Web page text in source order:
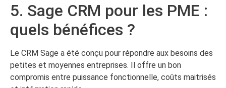
5. Sage CRM pour les PME :
quels bénéfices ?
Le CRM Sage a été conçu pour répondre aux besoins des
petites et moyennes entreprises. Il offre un bon
compromis entre puissance fonctionnelle, coûts maitrisés